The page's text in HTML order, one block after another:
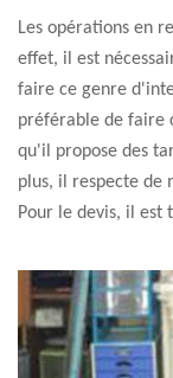
Les opérations en
effet, il est
faire ce genre
préférable de faire
qu'il propose des
plus, il respecte de
Pour le devis, il est